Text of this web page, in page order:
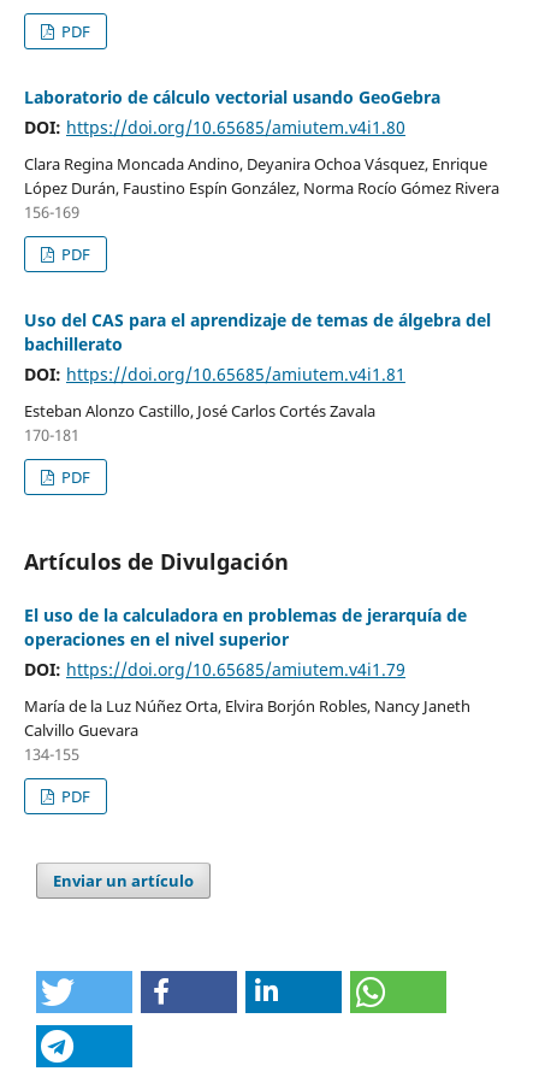
PDF
Laboratorio de cálculo vectorial usando GeoGebra
DOI: https://doi.org/10.65685/amiutem.v4i1.80
Clara Regina Moncada Andino, Deyanira Ochoa Vásquez, Enrique
López Durán, Faustino Espín González, Norma Rocío Gómez Rivera
156-169
PDF
Uso del CAS para el aprendizaje de temas de álgebra del
bachillerato
DOI: https://doi.org/10.65685/amiutem.v4i1.81
Esteban Alonzo Castillo, José Carlos Cortés Zavala
170-181
PDF
Artículos de Divulgación
El uso de la calculadora en problemas de jerarquía de
operaciones en el nivel superior
DOI: https://doi.org/10.65685/amiutem.v4i1.79
María de la Luz Núñez Orta, Elvira Borjón Robles, Nancy Janeth
Calvillo Guevara
134-155
PDF
Enviar un artículo